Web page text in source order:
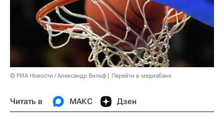
© РИА Новости / Александр Вильф Перейти в медиабанк
Читать в МАКС Дзен